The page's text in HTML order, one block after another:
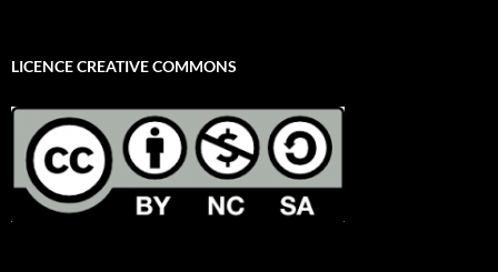
LICENCE CREATIVE COMMONS